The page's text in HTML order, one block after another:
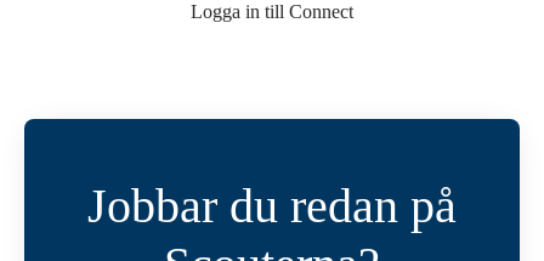
Logga in till Connect
Jobbar du redan på